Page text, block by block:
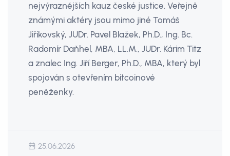
nejvýraznějších kauz české justice. Veřejně
známými aktéry jsou mimo jiné Tomáš
Jiřikovský, JUDr. Pavel Blažek, Ph.D., Ing. Bc.
Radomír Daňhel, MBA, LL.M., JUDr. Kárim Titz
a znalec Ing. Jiří Berger, Ph.D., MBA, který byl
spojován s otevřením bitcoinové
peněženky.
25.06.2026